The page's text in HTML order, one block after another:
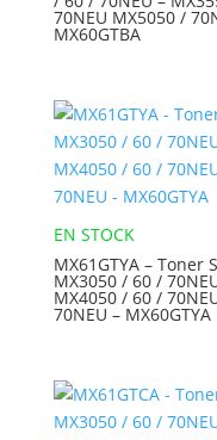
70NEU MX5050 /
MX60GTBA
EN STOCK
MX61GTYA –
MX3050 / 60 /
MX4050 / 60 /
70NEU – MX60GTYA